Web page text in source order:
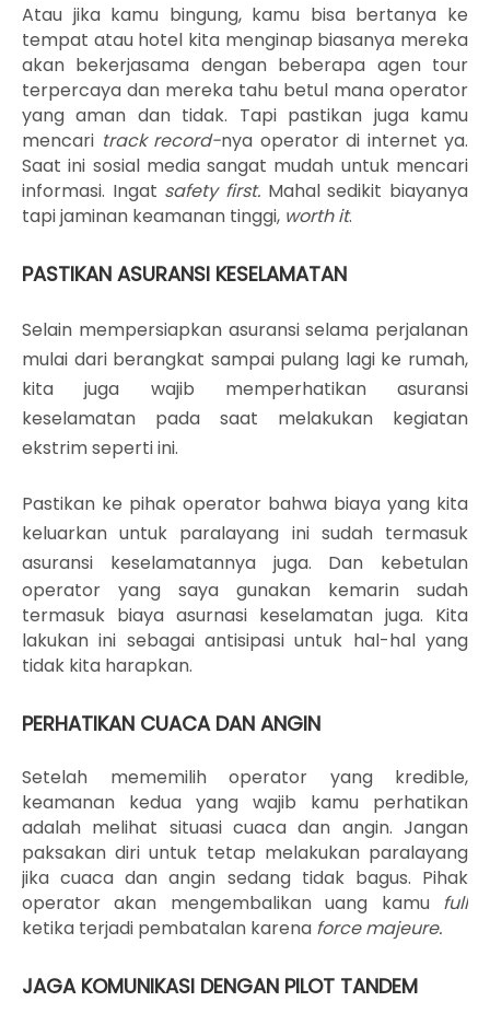
Atau jika kamu bingung, kamu bisa bertanya ke
tempat atau hotel kita menginap biasanya mereka
akan bekerjasama dengan beberapa agen tour
terpercaya dan mereka tahu betul mana operator
yang aman dan tidak. Tapi pastikan juga kamu
mencari track record-nya operator di internet ya.
Saat ini sosial media sangat mudah untuk mencari
informasi. Ingat safety first. Mahal sedikit biayanya
tapi jaminan keamanan tinggi, worth it.
PASTIKAN ASURANSI KESELAMATAN
Selain mempersiapkan asuransi selama perjalanan
mulai dari berangkat sampai pulang lagi ke rumah,
kita juga wajib memperhatikan asuransi
keselamatan pada saat melakukan kegiatan
ekstrim seperti ini.
Pastikan ke pihak operator bahwa biaya yang kita
keluarkan untuk paralayang ini sudah termasuk
asuransi keselamatannya juga. Dan kebetulan
operator yang saya gunakan kemarin sudah
termasuk biaya asurnasi keselamatan juga. Kita
lakukan ini sebagai antisipasi untuk hal-hal yang
tidak kita harapkan.
PERHATIKAN CUACA DAN ANGIN
Setelah mememilih operator yang kredible,
keamanan kedua yang wajib kamu perhatikan
adalah melihat situasi cuaca dan angin. Jangan
paksakan diri untuk tetap melakukan paralayang
jika cuaca dan angin sedang tidak bagus. Pihak
operator akan mengembalikan uang kamu full
ketika terjadi pembatalan karena force majeure.
JAGA KOMUNIKASI DENGAN PILOT TANDEM